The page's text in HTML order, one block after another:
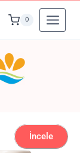
0
İncele